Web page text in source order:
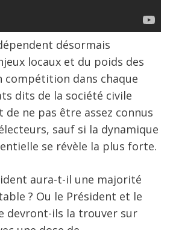
désormais
locaux et du poids des
compétition dans chaque
dits de la société civile
ne pas être assez connus
sauf si la dynamique
se révèle la plus forte.
aura-t-il une majorité
? Ou le Président et le
devront-ils la trouver sur